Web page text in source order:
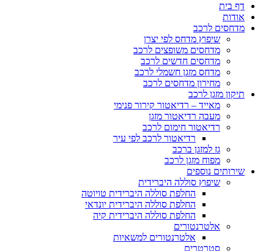
דף בית
אודות
מדחסים לרכב
שיפוץ מדחס לפי יצרן
מדחסים משופצים לרכב
מדחסים חדשים לרכב
מדחס מזגן חשמלי לרכב
מחירון מדחסים לרכב
תיקון מזגן לרכב
מאייד – רדיאטור קירור פנימי
מעבה רדיאטור מזגן
רדיאטור חימום לרכב
רדיאטור לרכב לפי עיר
גז למזגן ברכב
מפוח מזגן לרכב
שירותים נוספים
שיפוץ סוללה היברידית
החלפת סוללה היברידית טויוטה
החלפת סוללה היברידית יונדאי
החלפת סוללה היברידית קיה
אלטרנטורים
אלטרנטורים למשאיות
סטרטרים